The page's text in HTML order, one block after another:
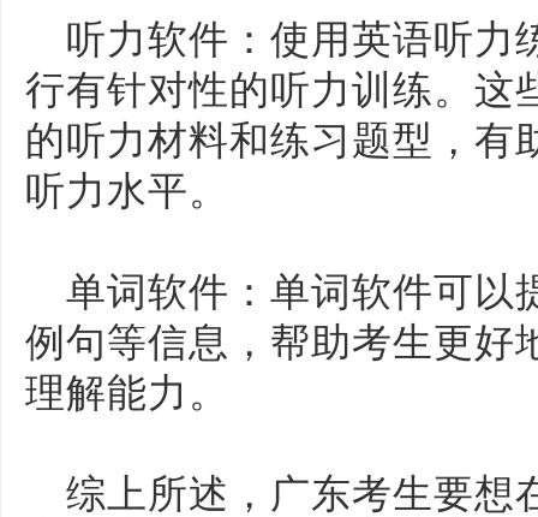
听力软件：使用英语听力
行有针对性的听力训练。这
的听力材料和练习题型，有
听力水平。
单词软件：单词软件可以
例句等信息，帮助考生更好
理解能力。
综上所述，广东考生要想